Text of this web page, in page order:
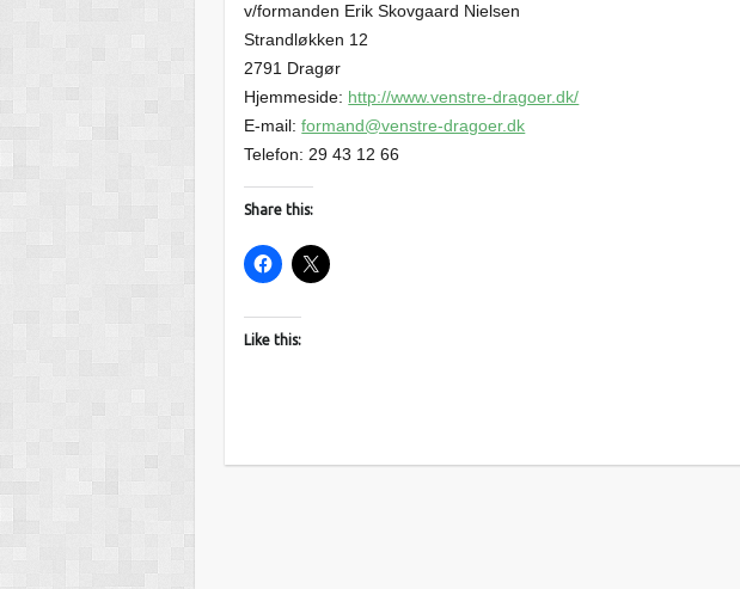
v/formanden Erik Skovgaard Nielsen
Strandløkken 12
2791 Dragør
Hjemmeside: http://www.venstre-dragoer.dk/
E-mail:formand@venstre-dragoer.dk
Telefon: 29 43 12 66
Share this:
Like this: